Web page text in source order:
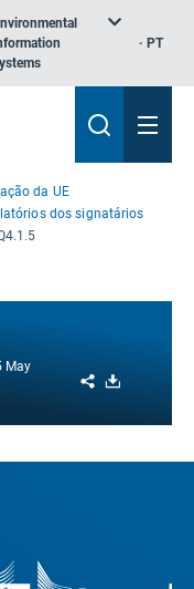
PT
da UE
dos signatários
May
Share